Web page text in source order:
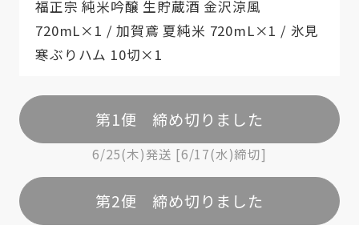
福正宗 純米吟醸 生貯蔵酒 金沢涼風
720mL×1 / 加賀鳶 夏純米 720mL×1 / 氷見
寒ぶりハム 10切×1
第1便 締め切りました
6/25(木)発送 [6/17(水)締切]
第2便 締め切りました